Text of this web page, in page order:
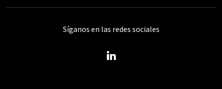
Síganos en las redes sociales